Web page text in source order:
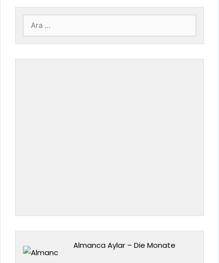
için
ara
Almanca Aylar – Die Monate